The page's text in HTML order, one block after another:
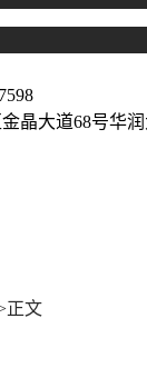
晶大道68号华润
正文